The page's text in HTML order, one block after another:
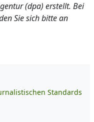
(dpa) erstellt. Bei
Sie sich bitte an
Standards